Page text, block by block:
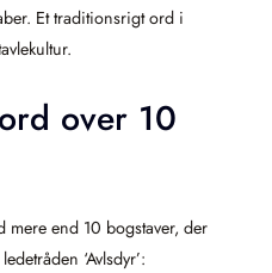
Et traditionsrigt ord i
over 10
end 10 bogstaver, der
‘Avlsdyr’: